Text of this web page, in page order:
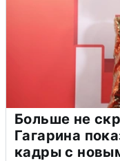
Больше не
Гагарина
кадры с